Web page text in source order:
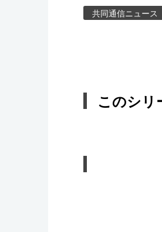
共同通信ニュース
このシリ